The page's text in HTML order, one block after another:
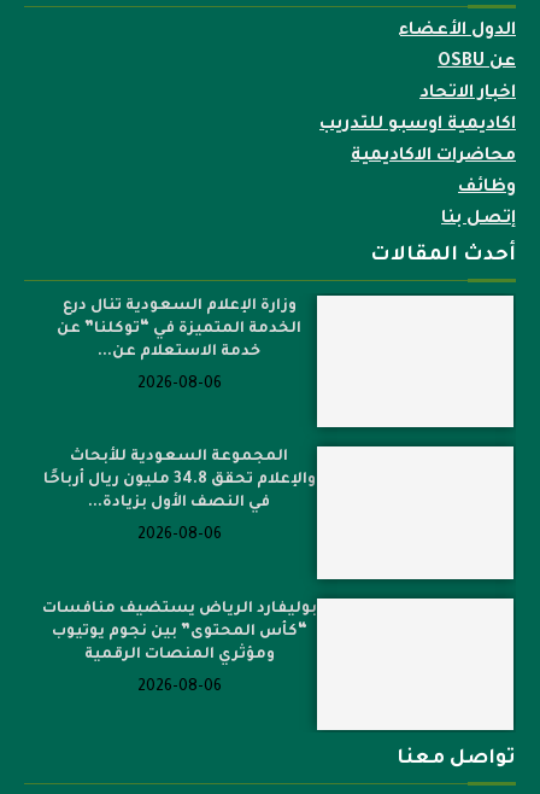
الدول الأعضاء
عن OSBU
اخبار الاتحاد
اكاديمية اوسبو للتدريب
محاضرات الاكاديمية
وظائف
إتصل بنا
أحدث المقالات
وزارة الإعلام السعودية تنال درع
الخدمة المتميزة في “توكلنا” عن
خدمة الاستعلام عن...
2026-08-06
المجموعة السعودية للأبحاث
والإعلام تحقق 34.8 مليون ريال أرباحًا
في النصف الأول بزيادة...
2026-08-06
بوليفارد الرياض يستضيف منافسات
“كأس المحتوى” بين نجوم يوتيوب
ومؤثري المنصات الرقمية
2026-08-06
تواصل معنا